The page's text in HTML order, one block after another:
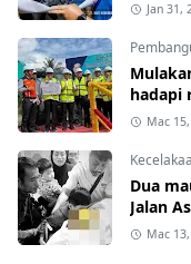
Jan 31,
hadapi
Mac
Dua
Jalan
Mac